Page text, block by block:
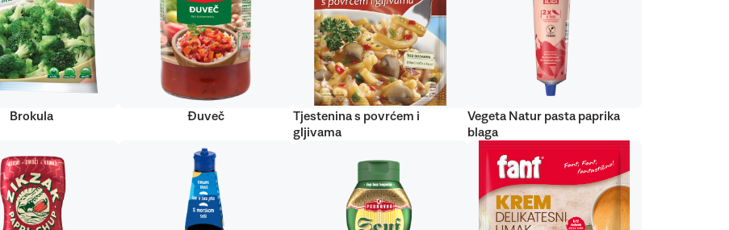
Brokula Đuveč
Tjestenina s povrćem i
gljivama
Vegeta Natur pasta paprika
blaga